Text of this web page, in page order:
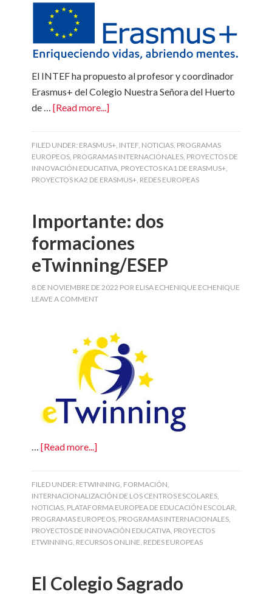
El INTEF ha propuesto al profesor y coordinador
Erasmus+ del Colegio Nuestra Señora del Huerto
de …[Read more...]
FILED UNDER: ERASMUS+, INTEF, NOTICIAS, PROGRAMAS
EUROPEOS, PROGRAMAS INTERNACIONALES, PROYECTOS DE
INNOVACIÓN EDUCATIVA, PROYECTOS KA1 DE ERASMUS+,
PROYECTOS KA2 DE ERASMUS+, REDES EUROPEAS
Importante: dos
formaciones
eTwinning/ESEP
8 DE NOVIEMBRE DE 2022 POR ELISA ECHENIQUE ECHENIQUE
LEAVE A COMMENT
…[Read more...]
FILED UNDER: ETWINNING, FORMACIÓN,
INTERNACIONALIZACIÓN DE LOS CENTROS ESCOLARES,
NOTICIAS, PLATAFORMA EUROPEA DE EDUCACIÓN ESCOLAR,
PROGRAMAS EUROPEOS, PROGRAMAS INTERNACIONALES,
PROYECTOS DE INNOVACIÓN EDUCATIVA, PROYECTOS
ETWINNING, RECURSOS ONLINE, REDES EUROPEAS
El Colegio Sagrado